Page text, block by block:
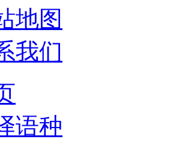
地图
我们
语种